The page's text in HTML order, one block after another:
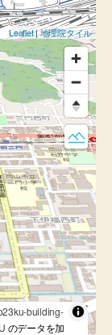
Leaflet|地理院タイル
building-
のデータを加